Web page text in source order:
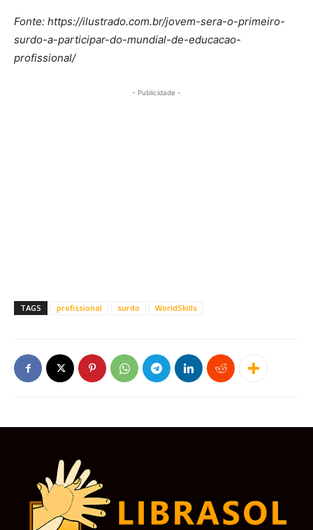
Fonte: https://ilustrado.com.br/jovem-sera-o-primeiro-
surdo-a-participar-do-mundial-de-educacao-
profissional/
- Publicidade -
TAGS profissional surdo WorldSkills